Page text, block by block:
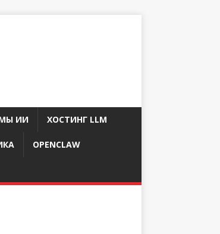
ИИ ХОСТИНГ LLM
OPENCLAW